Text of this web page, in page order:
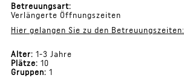
Betreuungsart:
Verlängerte Öffnungszeiten
Hier gelangen Sie zu den Betreuungszeiten:
Alter: 1-3 Jahre
Plätze: 10
Gruppen: 1